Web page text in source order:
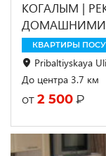
КОГАЛЫМ |
КВАРТИРЫ
Pribaltiyskaya
До центра 3.7 км
от 2 500 ₽